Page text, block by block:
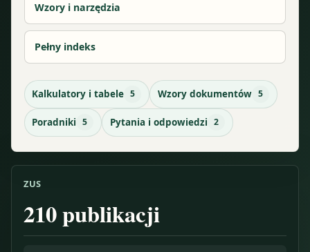
Wzory i narzędzia
Pełny indeks
Kalkulatory i tabele 5 Wzory dokumentów 5
Poradniki 5 Pytania i odpowiedzi 2
ZUS
210publikacji